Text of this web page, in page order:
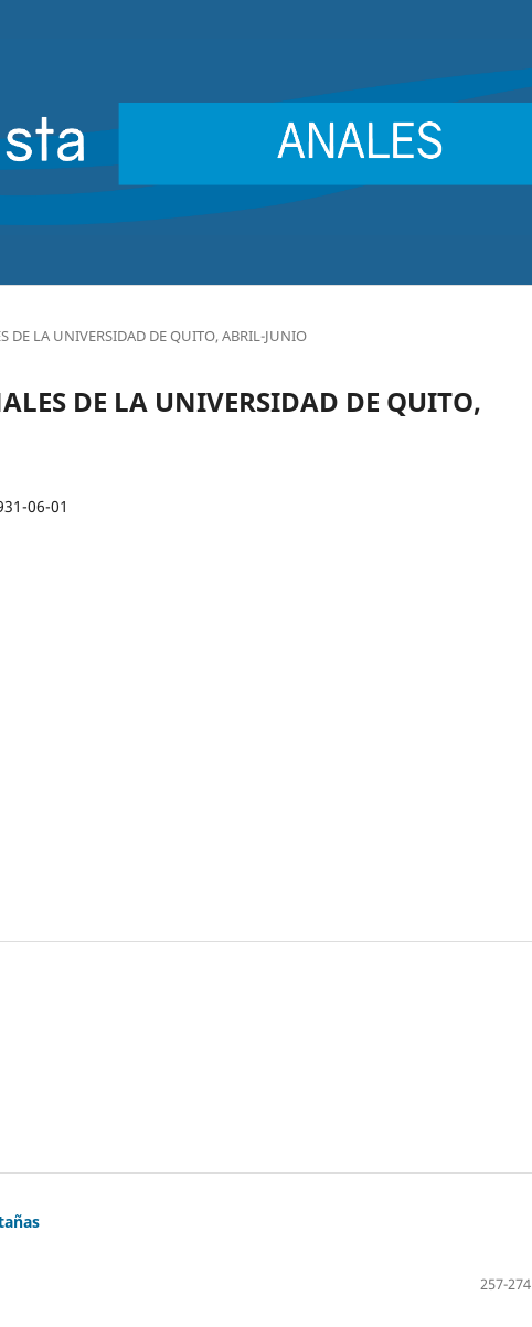
DE LA UNIVERSIDAD DE QUITO, ABRIL-JUNIO
DE LA UNIVERSIDAD DE QUITO,
06-01
257-274